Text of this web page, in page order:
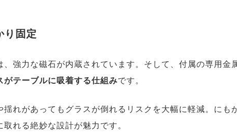
り固定
強力な磁石が内蔵されています。そして、付属の専用金
がテーブルに吸着する仕組みです。
揺れがあってもグラスが倒れるリスクを大幅に軽減。にも
取れる絶妙な設計が魅力です。